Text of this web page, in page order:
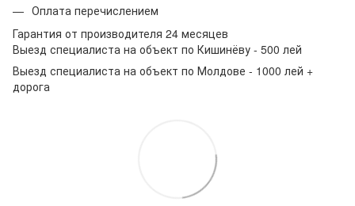
Оплата перечислением
Гарантия от производителя 24 месяцев
Выезд специалиста на объект по Кишинёву - 500 лей
Выезд специалиста на объект по Молдове - 1000 лей +
дорога